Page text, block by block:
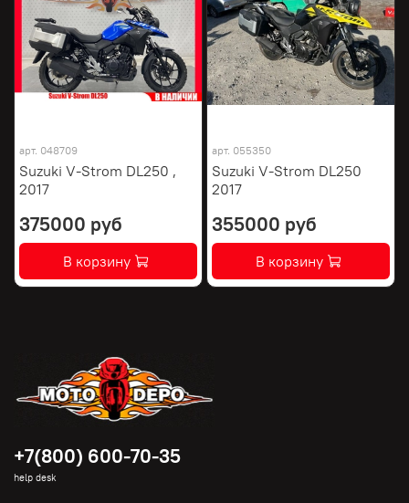
арт. 048709
Suzuki V-Strom DL250 ,
2017
375000 руб
В корзину
арт. 055350
Suzuki V-Strom DL250
2017
355000 руб
В корзину
+7(800) 600-70-35
help desk